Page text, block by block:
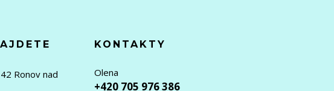
Ronov nad
KONTAKTY
Olena
+420 705 976 386